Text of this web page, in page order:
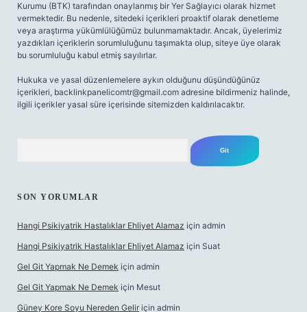
Kurumu (BTK) tarafından onaylanmış bir Yer Sağlayıcı olarak hizmet
vermektedir. Bu nedenle, sitedeki içerikleri proaktif olarak denetleme
veya araştırma yükümlülüğümüz bulunmamaktadır. Ancak, üyelerimiz
yazdıkları içeriklerin sorumluluğunu taşımakta olup, siteye üye olarak
bu sorumluluğu kabul etmiş sayılırlar.
Hukuka ve yasal düzenlemelere aykırı olduğunu düşündüğünüz
içerikleri, backlinkpanelicomtr@gmail.com adresine bildirmeniz halinde,
ilgili içerikler yasal süre içerisinde sitemizden kaldırılacaktır.
SON YORUMLAR
Hangi Psikiyatrik Hastalıklar Ehliyet Alamaz için admin
Hangi Psikiyatrik Hastalıklar Ehliyet Alamaz için Suat
Gel Git Yapmak Ne Demek için admin
Gel Git Yapmak Ne Demek için Mesut
Güney Kore Soyu Nereden Gelir için admin